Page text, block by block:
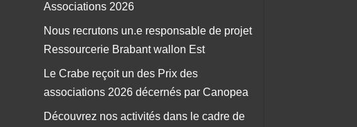
Associations 2026
Nous recrutons un.e responsable de projet
Ressourcerie Brabant wallon Est
Le Crabe reçoit un des Prix des
associations 2026 décernés par Canopea
Découvrez nos activités dans le cadre de